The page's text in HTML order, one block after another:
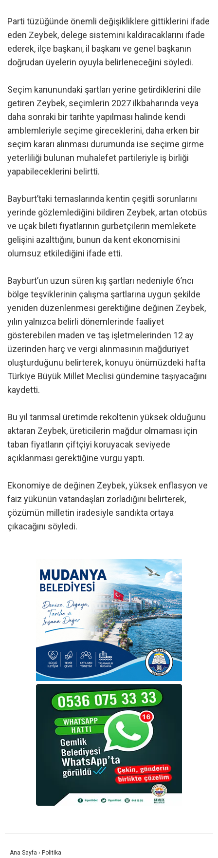
Parti tüzüğünde önemli değişikliklere gittiklerini ifade
eden Zeybek, delege sistemini kaldıracaklarını ifade
ederek, ilçe başkanı, il başkanı ve genel başkanın
doğrudan üyelerin oyuyla belirleneceğini söyledi.
Seçim kanunundaki şartları yerine getirdiklerini dile
getiren Zeybek, seçimlerin 2027 ilkbaharında veya
daha sonraki bir tarihte yapılması halinde kendi
amblemleriyle seçime gireceklerini, daha erken bir
seçim kararı alınması durumunda ise seçime girme
yeterliliği bulunan muhalefet partileriyle iş birliği
yapabileceklerini belirtti.
Bayburt’taki temaslarında kentin çeşitli sorunlarını
yerinde gözlemlediğini bildiren Zeybek, artan otobüs
ve uçak bileti fiyatlarının gurbetçilerin memlekete
gelişini azalttığını, bunun da kent ekonomisini
olumsuz etkilediğini ifade etti.
Bayburt’un uzun süren kış şartları nedeniyle 6’ncı
bölge teşviklerinin çalışma şartlarına uygun şekilde
yeniden düzenlenmesi gerektiğine değinen Zeybek,
yılın yalnızca belirli dönemlerinde faaliyet
gösterebilen maden ve taş işletmelerinden 12 ay
üzerinden harç ve vergi alınmasının mağduriyet
oluşturduğunu belirterek, konuyu önümüzdeki hafta
Türkiye Büyük Millet Meclisi gündemine taşıyacağını
kaydetti.
Bu yıl tarımsal üretimde rekoltenin yüksek olduğunu
aktaran Zeybek, üreticilerin mağdur olmaması için
taban fiyatların çiftçiyi koruyacak seviyede
açıklanması gerektiğine vurgu yaptı.
Ekonomiye de değinen Zeybek, yüksek enflasyon ve
faiz yükünün vatandaşları zorladığını belirterek,
çözümün milletin iradesiyle sandıkta ortaya
çıkacağını söyledi.
Ana Sayfa › Politika